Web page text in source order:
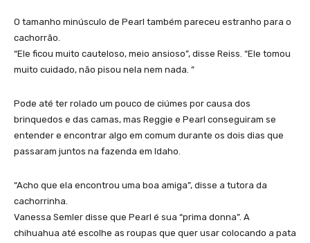
O tamanho minúsculo de Pearl também pareceu estranho para o
cachorrão.
“Ele ficou muito cauteloso, meio ansioso”, disse Reiss. “Ele tomou
muito cuidado, não pisou nela nem nada. ”
Pode até ter rolado um pouco de ciúmes por causa dos
brinquedos e das camas, mas Reggie e Pearl conseguiram se
entender e encontrar algo em comum durante os dois dias que
passaram juntos na fazenda em Idaho.
“Acho que ela encontrou uma boa amiga”, disse a tutora da
cachorrinha.
Vanessa Semler disse que Pearl é sua “prima donna”. A
chihuahua até escolhe as roupas que quer usar colocando a pata